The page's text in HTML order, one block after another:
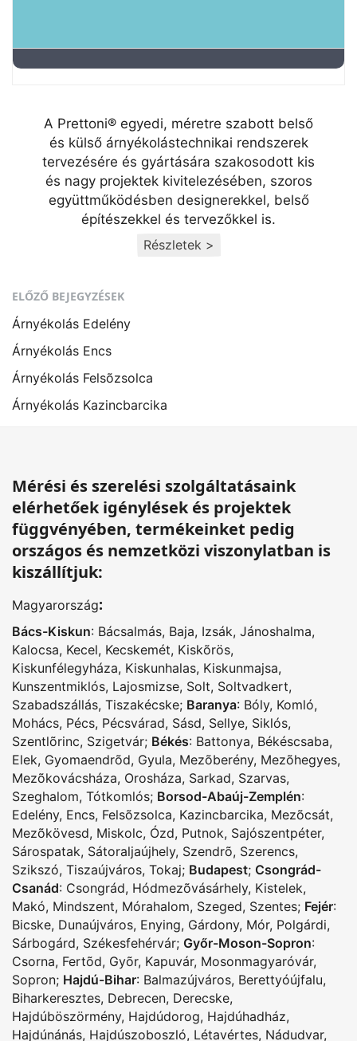
A Prettoni® egyedi, méretre szabott belső
és külső árnyékolástechnikai rendszerek
tervezésére és gyártására szakosodott kis
és nagy projektek kivitelezésében, szoros
együttműködésben designerekkel, belső
építészekkel és tervezőkkel is.
Részletek >
ELŐZŐ BEJEGYZÉSEK
Árnyékolás Edelény
Árnyékolás Encs
Árnyékolás Felsõzsolca
Árnyékolás Kazincbarcika
Mérési és szerelési szolgáltatásaink
elérhetőek igénylések és projektek
függvényében, termékeinket pedig
országos és nemzetközi viszonylatban is
kiszállítjuk:
Magyarország:
Bács-Kiskun: Bácsalmás, Baja, Izsák, Jánoshalma,
Kalocsa, Kecel, Kecskemét, Kiskõrös,
Kiskunfélegyháza, Kiskunhalas, Kiskunmajsa,
Kunszentmiklós, Lajosmizse, Solt, Soltvadkert,
Szabadszállás, Tiszakécske; Baranya: Bóly, Komló,
Mohács, Pécs, Pécsvárad, Sásd, Sellye, Siklós,
Szentlõrinc, Szigetvár; Békés: Battonya, Békéscsaba,
Elek, Gyomaendrõd, Gyula, Mezõberény, Mezõhegyes,
Mezõkovácsháza, Orosháza, Sarkad, Szarvas,
Szeghalom, Tótkomlós; Borsod-Abaúj-Zemplén:
Edelény, Encs, Felsõzsolca, Kazincbarcika, Mezõcsát,
Mezõkövesd, Miskolc, Ózd, Putnok, Sajószentpéter,
Sárospatak, Sátoraljaújhely, Szendrõ, Szerencs,
Szikszó, Tiszaújváros, Tokaj; Budapest; Csongrád-
Csanád: Csongrád, Hódmezõvásárhely, Kistelek,
Makó, Mindszent, Mórahalom, Szeged, Szentes; Fejér:
Bicske, Dunaújváros, Enying, Gárdony, Mór, Polgárdi,
Sárbogárd, Székesfehérvár; Győr-Moson-Sopron:
Csorna, Fertõd, Gyõr, Kapuvár, Mosonmagyaróvár,
Sopron; Hajdú-Bihar: Balmazújváros, Berettyóújfalu,
Biharkeresztes, Debrecen, Derecske,
Hajdúböszörmény, Hajdúdorog, Hajdúhadház,
Hajdúnánás, Hajdúszoboszló, Létavértes, Nádudvar,